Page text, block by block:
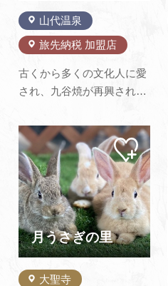
山代温泉
旅先納税 加盟店
古くから多くの文化人に愛
され、九谷焼が再興された
に板張りの外壁は、その歴
史のある温泉街の風景にし
っくり溶け込んでいま
す。 魯山人ゆかりの旧吉野
屋旅館の門をくぐると、
広々とした休憩コーナーが
あり、温泉たまごや「温玉
ソ…
月うさぎの里
大聖寺
マイ
ペー
ジに
追加